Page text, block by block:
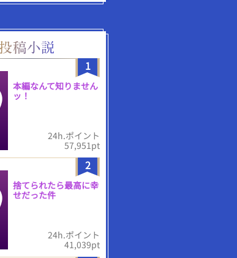
1
本編なんて知りません
ッ！
24h.ポイント
57,951pt
2
捨てられたら最高に幸
せだった件
24h.ポイント
41,039pt